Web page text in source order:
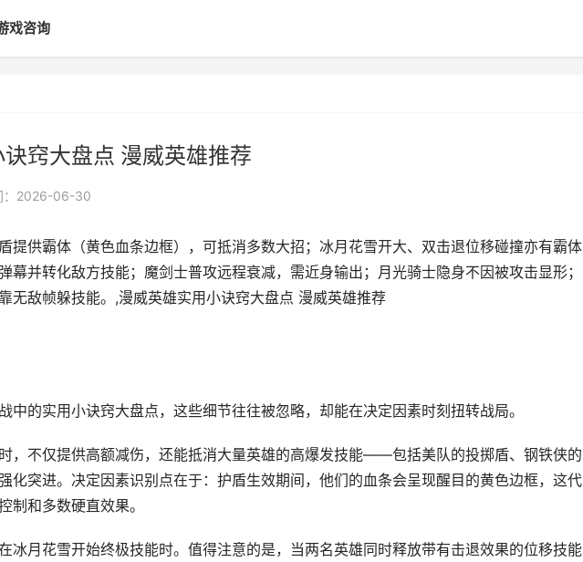
戏咨询
窍大盘点 漫威英雄推荐
：2026-06-30
提供霸体（黄色血条边框），可抵消多数大招；冰月花雪开大、双击退位移碰撞亦有霸体
幕并转化敌方技能；魔剑士普攻远程衰减，需近身输出；月光骑士隐身不因被攻击显形；
无敌帧躲技能。,漫威英雄实用小诀窍大盘点 漫威英雄推荐
中的实用小诀窍大盘点，这些细节往往被忽略，却能在决定因素时刻扭转战局。
，不仅提供高额减伤，还能抵消大量英雄的高爆发技能——包括美队的投掷盾、钢铁侠的
化突进。决定因素识别点在于：护盾生效期间，他们的血条会呈现醒目的黄色边框，这代
制和多数硬直效果。
冰月花雪开始终极技能时。值得注意的是，当两名英雄同时释放带有击退效果的位移技能